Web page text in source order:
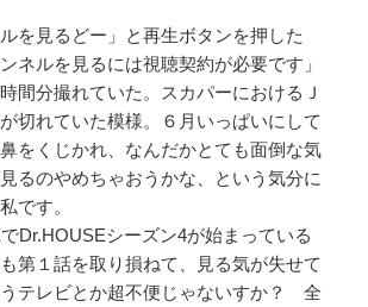
ルを見るどー」と再生ボタンを押した
ネルを見るには視聴契約が必要です」
間分撮れていた。スカパーにおけるＪ
切れていた模様。６月いっぱいにして
をくじかれ、なんだかとても面倒な気
るのやめちゃおうかな、という気分に
です。
Dr.HOUSEシーズン4が始まっている
第１話を取り損ねて、見る気が失せて
テレビとか超不便じゃないすか？ 全